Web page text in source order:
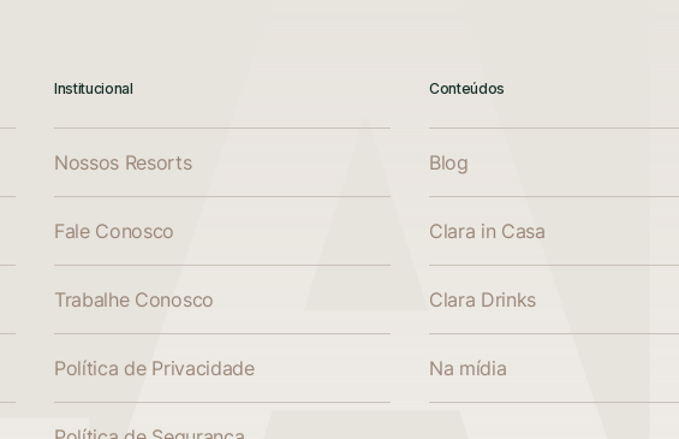
Institucional
Nossos Resorts
Fale Conosco
Trabalhe Conosco
Política de Privacidade
Conteúdos
Blog
Clara in Casa
Clara Drinks
Na mídia